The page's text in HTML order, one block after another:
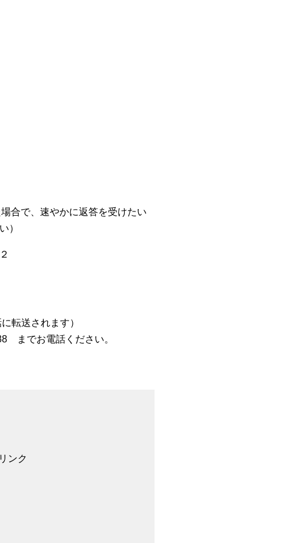
合で、速やかに返答を受けたい
）
転送されます）
までお電話ください。
リンク